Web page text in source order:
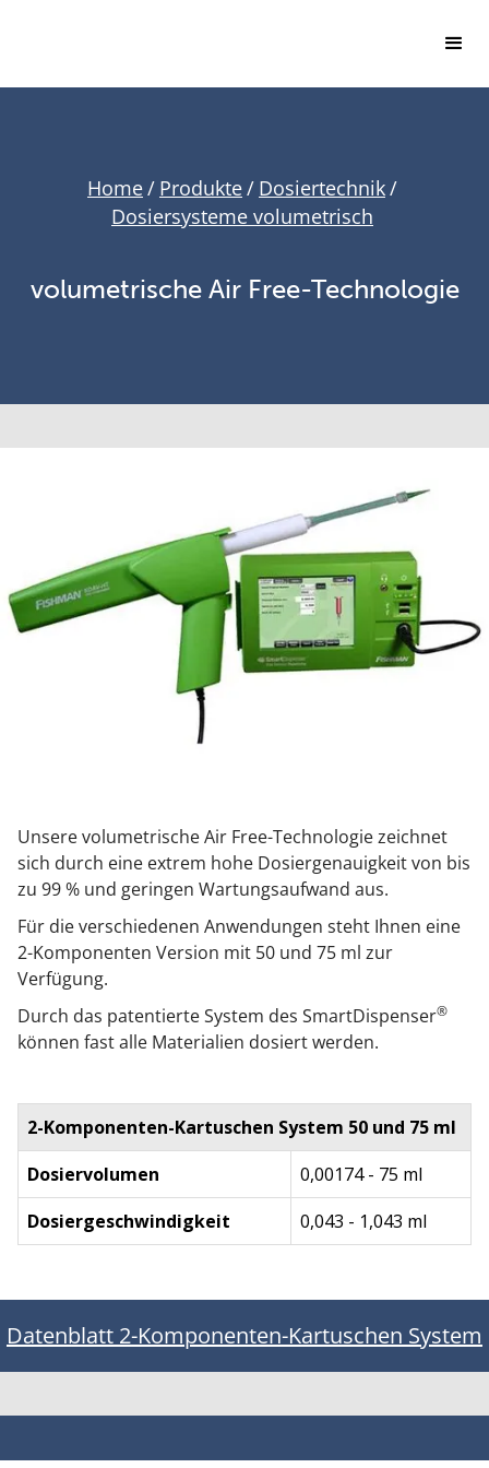
Home/ Produkte/ Dosiertechnik/
Dosiersysteme volumetrisch
volumetrische Air Free-Technologie
Unsere volumetrische Air Free-Technologie zeichnet
sich durch eine extrem hohe Dosiergenauigkeit von bis
zu 99 % und geringen Wartungsaufwand aus.
Für die verschiedenen Anwendungen steht Ihnen eine
2-Komponenten Version mit 50 und 75 ml zur
Verfügung.
Durch das patentierte System des SmartDispenser®
können fast alle Materialien dosiert werden.
2-Komponenten-Kartuschen System 50 und 75 ml
Dosiervolumen
0,00174 - 75 ml
Dosiergeschwindigkeit
0,043 - 1,043 ml
Datenblatt 2-Komponenten-Kartuschen System